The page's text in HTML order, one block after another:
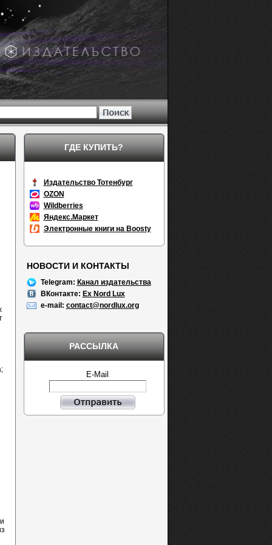
ГДЕ КУПИТЬ?
Издательство Тотенбург
OZON
Wildberries
Яндекс.Маркет
Электронные книги на Boosty
НОВОСТИ И КОНТАКТЫ
Telegram: Канал издательства
ВКонтакте: Ex Nord Lux
e-mail: contact@nordlux.org
РАССЫЛКА
E-Mail